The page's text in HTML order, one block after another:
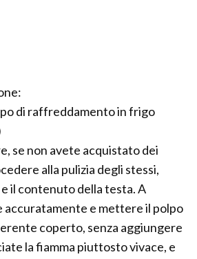
di raffreddamento in frigo
se non avete acquistato dei
alla pulizia degli stessi,
il contenuto della testa. A
accuratamente e mettere il polpo
coperto, senza aggiungere
la fiamma piuttosto vivace, e